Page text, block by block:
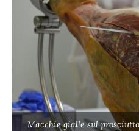
Macchie gialle sul